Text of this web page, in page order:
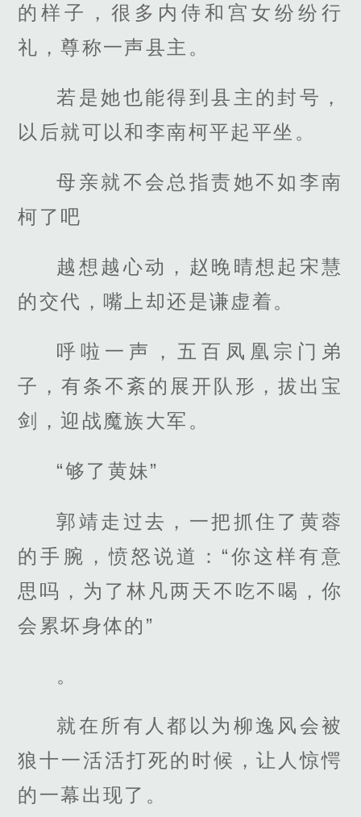
的样子，很多内侍和宫女纷纷行
礼，尊称一声县主。
若是她也能得到县主的封号，
以后就可以和李南柯平起平坐。
母亲就不会总指责她不如李南
柯了吧
越想越心动，赵晚晴想起宋慧
的交代，嘴上却还是谦虚着。
呼啦一声，五百凤凰宗门弟
子，有条不紊的展开队形，拔出宝
剑，迎战魔族大军。
“够了黄妹”
郭靖走过去，一把抓住了黄蓉
的手腕，愤怒说道：“你这样有意
思吗，为了林凡两天不吃不喝，你
会累坏身体的”
。
就在所有人都以为柳逸风会被
狼十一活活打死的时候，让人惊愕
的一幕出现了。